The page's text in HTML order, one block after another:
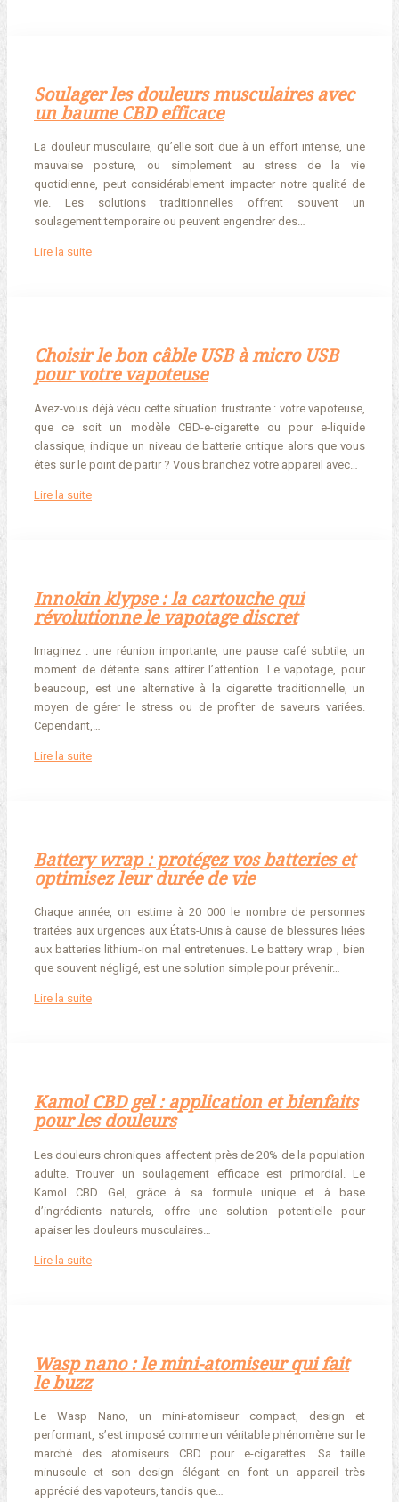
Soulager les douleurs musculaires avec
un baume CBD efficace
La douleur musculaire, qu’elle soit due à un effort intense, une
mauvaise posture, ou simplement au stress de la vie
quotidienne, peut considérablement impacter notre qualité de
vie. Les solutions traditionnelles offrent souvent un
soulagement temporaire ou peuvent engendrer des…
Lire la suite
Choisir le bon câble USB à micro USB
pour votre vapoteuse
Avez-vous déjà vécu cette situation frustrante : votre vapoteuse,
que ce soit un modèle CBD-e-cigarette ou pour e-liquide
classique, indique un niveau de batterie critique alors que vous
êtes sur le point de partir ? Vous branchez votre appareil avec…
Lire la suite
Innokin klypse : la cartouche qui
révolutionne le vapotage discret
Imaginez : une réunion importante, une pause café subtile, un
moment de détente sans attirer l’attention. Le vapotage, pour
beaucoup, est une alternative à la cigarette traditionnelle, un
moyen de gérer le stress ou de profiter de saveurs variées.
Cependant,…
Lire la suite
Battery wrap : protégez vos batteries et
optimisez leur durée de vie
Chaque année, on estime à 20 000 le nombre de personnes
traitées aux urgences aux États-Unis à cause de blessures liées
aux batteries lithium-ion mal entretenues. Le battery wrap , bien
que souvent négligé, est une solution simple pour prévenir…
Lire la suite
Kamol CBD gel : application et bienfaits
pour les douleurs
Les douleurs chroniques affectent près de 20% de la population
adulte. Trouver un soulagement efficace est primordial. Le
Kamol CBD Gel, grâce à sa formule unique et à base
d’ingrédients naturels, offre une solution potentielle pour
apaiser les douleurs musculaires…
Lire la suite
Wasp nano : le mini-atomiseur qui fait
le buzz
Le Wasp Nano, un mini-atomiseur compact, design et
performant, s’est imposé comme un véritable phénomène sur le
marché des atomiseurs CBD pour e-cigarettes. Sa taille
minuscule et son design élégant en font un appareil très
apprécié des vapoteurs, tandis que…